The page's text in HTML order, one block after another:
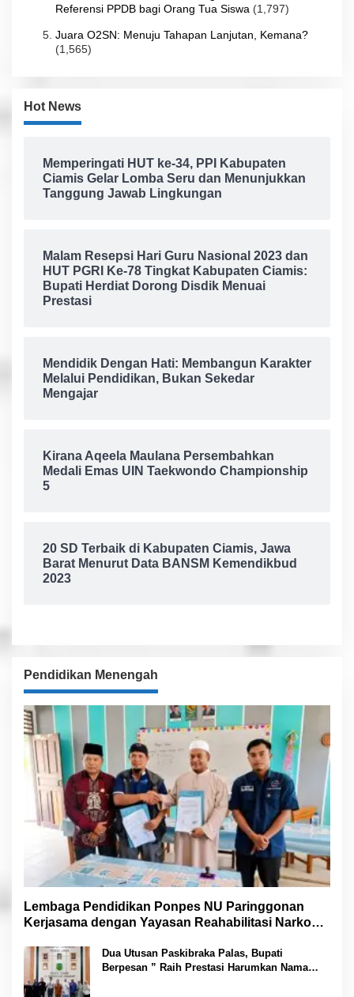
Referensi PPDB bagi Orang Tua Siswa (1,797)
Juara O2SN: Menuju Tahapan Lanjutan, Kemana?
(1,565)
Hot News
Memperingati HUT ke-34, PPI Kabupaten
Ciamis Gelar Lomba Seru dan Menunjukkan
Tanggung Jawab Lingkungan
Malam Resepsi Hari Guru Nasional 2023 dan
HUT PGRI Ke-78 Tingkat Kabupaten Ciamis:
Bupati Herdiat Dorong Disdik Menuai
Prestasi
Mendidik Dengan Hati: Membangun Karakter
Melalui Pendidikan, Bukan Sekedar
Mengajar
Kirana Aqeela Maulana Persembahkan
Medali Emas UIN Taekwondo Championship
5
20 SD Terbaik di Kabupaten Ciamis, Jawa
Barat Menurut Data BANSM Kemendikbud
2023
Pendidikan Menengah
Lembaga Pendidikan Ponpes NU Paringgonan
Kerjasama dengan Yayasan Reahabilitasi Narkoba
Dua Utusan Paskibraka Palas, Bupati
Berpesan ” Raih Prestasi Harumkan Nama